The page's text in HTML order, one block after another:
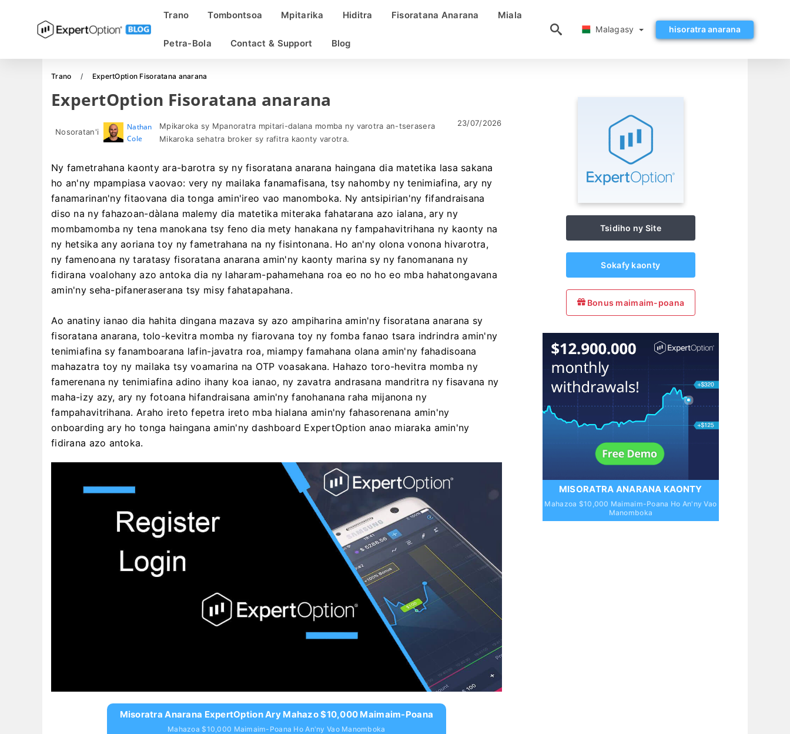
Trano Tombontsoa Mpitarika Hiditra Fisoratana Anarana Miala
Petra-Bola Contact & Support Blog
Malagasy hisoratra anarana
Trano ExpertOption Fisoratana anarana
ExpertOption Fisoratana anarana
Nosoratan'i
Nathan
Cole
Mpikaroka sy Mpanoratra mpitari-dalana momba ny varotra an-tserasera
Mikaroka sehatra broker sy rafitra kaonty varotra.
23/07/2026
Ny fametrahana kaonty ara-barotra sy ny fisoratana anarana haingana dia matetika lasa sakana
ho an'ny mpampiasa vaovao: very ny mailaka fanamafisana, tsy nahomby ny tenimiafina, ary ny
fanamarinan'ny fitaovana dia tonga amin'ireo vao manomboka. Ny antsipirian'ny fifandraisana
diso na ny fahazoan-dàlana malemy dia matetika miteraka fahatarana azo ialana, ary ny
mombamomba ny tena manokana tsy feno dia mety hanakana ny fampahavitrihana ny kaonty na
ny hetsika any aoriana toy ny fametrahana na ny fisintonana. Ho an'ny olona vonona hivarotra,
ny famenoana ny taratasy fisoratana anarana amin'ny kaonty marina sy ny fanomanana ny
fidirana voalohany azo antoka dia ny laharam-pahamehana roa eo no ho eo mba hahatongavana
amin'ny seha-pifaneraserana tsy misy fahatapahana.
Ao anatiny ianao dia hahita dingana mazava sy azo ampiharina amin'ny fisoratana anarana sy
fisoratana anarana, tolo-kevitra momba ny fiarovana toy ny fomba fanao tsara indrindra amin'ny
tenimiafina sy fanamboarana lafin-javatra roa, miampy famahana olana amin'ny fahadisoana
mahazatra toy ny mailaka tsy voamarina na OTP voasakana. Hahazo toro-hevitra momba ny
famerenana ny tenimiafina adino ihany koa ianao, ny zavatra andrasana mandritra ny fisavana ny
maha-izy azy, ary ny fotoana hifandraisana amin'ny fanohanana raha mijanona ny
fampahavitrihana. Araho ireto fepetra ireto mba hialana amin'ny fahasorenana amin'ny
onboarding ary ho tonga haingana amin'ny dashboard ExpertOption anao miaraka amin'ny
fidirana azo antoka.
Misoratra Anarana ExpertOption Ary Mahazo $10,000 Maimaim-Poana
Mahazoa $10,000 Maimaim-Poana Ho An'ny Vao Manomboka
Tsidiho ny Site
Sokafy kaonty
Bonus maimaim-poana
MISORATRA ANARANA KAONTY
Mahazoa $10,000 Maimaim-Poana Ho An'ny Vao
Manomboka